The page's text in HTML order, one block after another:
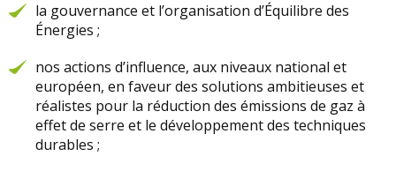
la gouvernance et l’organisation d’Équilibre des
Énergies ;
nos actions d’influence, aux niveaux national et
européen, en faveur des solutions ambitieuses et
réalistes pour la réduction des émissions de gaz à
effet de serre et le développement des techniques
durables ;